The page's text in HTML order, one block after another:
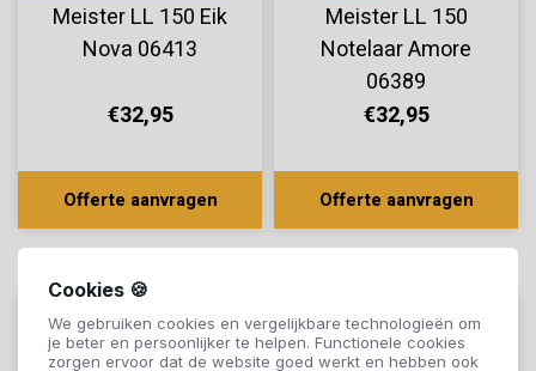
Cookies 🍪
We gebruiken cookies en vergelijkbare technologieën om
je beter en persoonlijker te helpen. Functionele cookies
zorgen ervoor dat de website goed werkt en hebben ook
Meister LL 150 Eik
Nova 06413
€32,95
Offerte aanvragen
Meister LL 150
Notelaar Amore
06389
€32,95
Offerte aanvragen